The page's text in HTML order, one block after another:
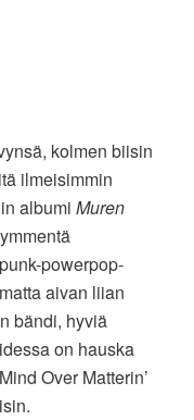
kolmen biisin
ilmeisimmin
albumiMuren
powerpop-
aivan liian
bändi, hyviä
on hauska
Over Matterin’